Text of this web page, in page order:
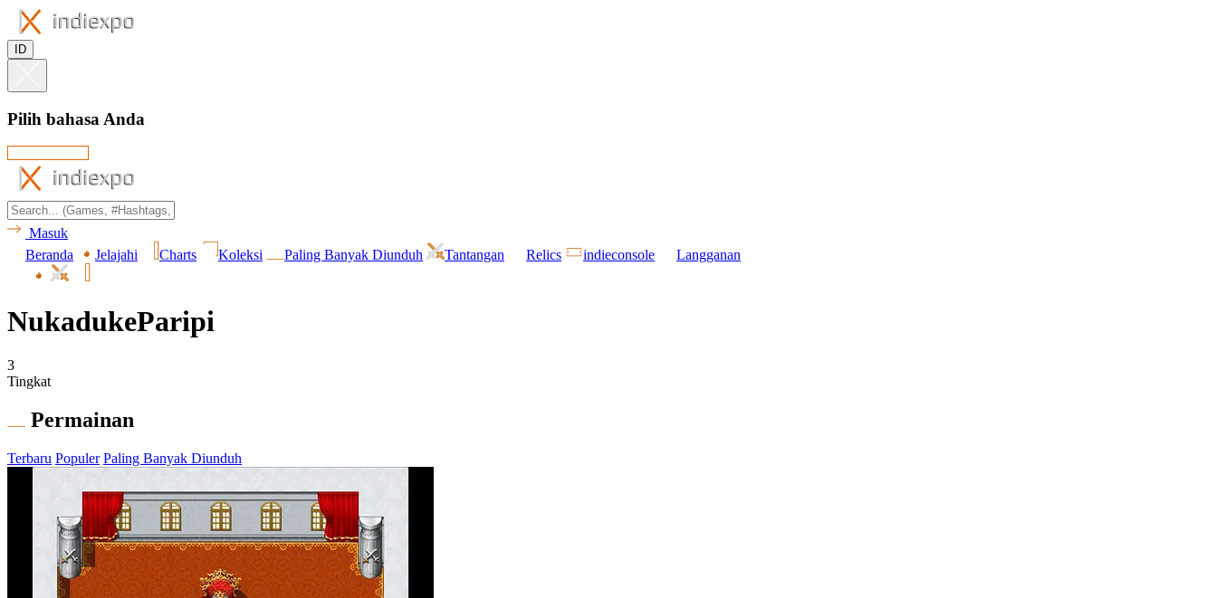
ID
Pilih bahasa Anda
Masuk
Beranda
Jelajahi Charts Koleksi Paling Banyak Diunduh Tantangan Relics indieconsole Langganan
NukadukeParipi
3
Tingkat
Permainan
Terbaru Populer Paling Banyak Diunduh